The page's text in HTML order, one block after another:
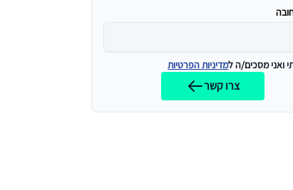
ואני מסכים/ה למדיניות הפרטיות
צרו קשר